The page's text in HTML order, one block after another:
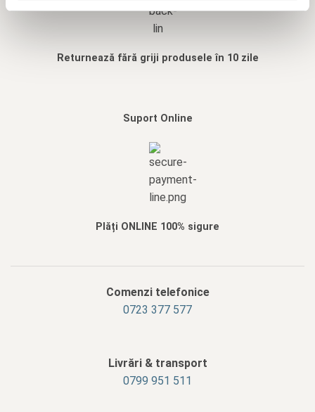
Returnează fără griji produsele în 10 zile
Suport Online
Plăți ONLINE 100% sigure
Comenzi telefonice
0723 377 577
Livrări & transport
‭0799 951 511‬